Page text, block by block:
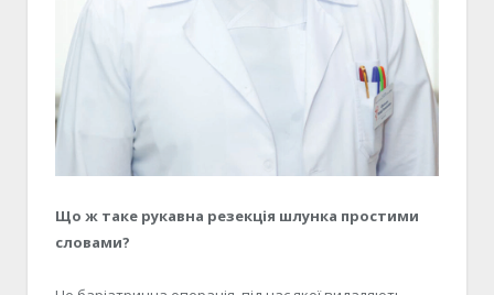
Що ж таке рукавна резекція шлунка простими
словами?